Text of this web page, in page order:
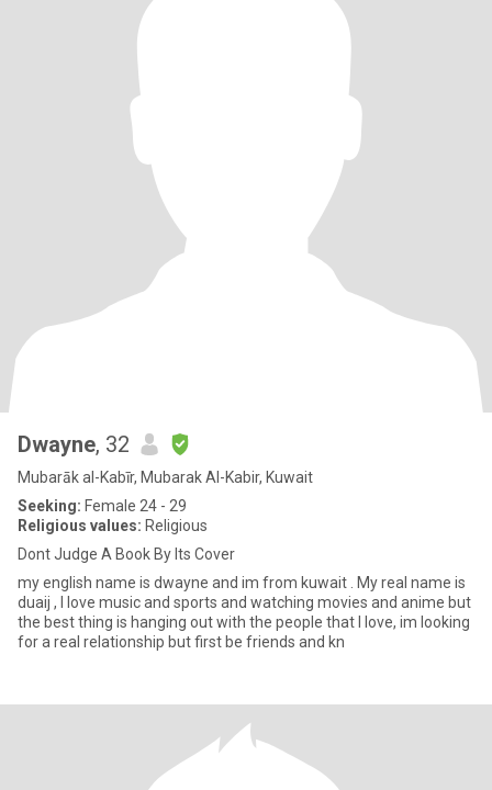
Dwayne, 32
Mubarāk al-Kabīr, Mubarak Al-Kabir, Kuwait
Seeking: Female 24 - 29
Religious values: Religious
Dont Judge A Book By Its Cover
my english name is dwayne and im from kuwait . My real name is
duaij , I love music and sports and watching movies and anime but
the best thing is hanging out with the people that I love, im looking
for a real relationship but first be friends and kn